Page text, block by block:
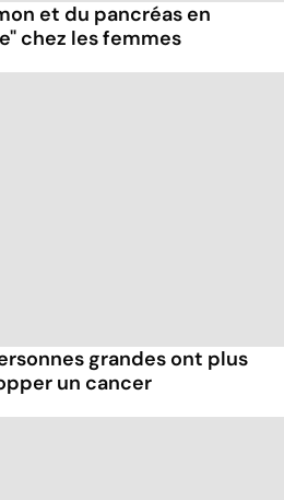
et du pancréas en
chez les femmes
grandes ont plus
un cancer